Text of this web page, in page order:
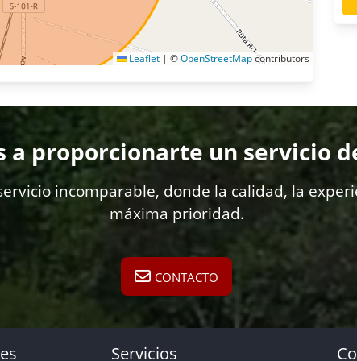
Leaflet | ©OpenStreetMapcontributors
a proporcionarte un servicio
incomparable, donde la calidad, la
máxima prioridad.
CONTACTO
Servicios